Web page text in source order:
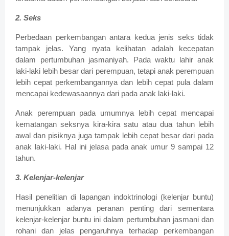
2. Seks
Perbedaan perkembangan antara kedua jenis seks tidak
tampak jelas. Yang nyata kelihatan adalah kecepatan
dalam pertumbuhan jasmaniyah. Pada waktu lahir anak
laki-laki lebih besar dari perempuan, tetapi anak perempuan
lebih cepat perkembangannya dan lebih cepat pula dalam
mencapai kedewasaannya dari pada anak laki-laki.
Anak perempuan pada umumnya lebih cepat mencapai
kematangan seksnya kira-kira satu atau dua tahun lebih
awal dan pisiknya juga tampak lebih cepat besar dari pada
anak laki-laki. Hal ini jelasa pada anak umur 9 sampai 12
tahun.
3. Kelenjar-kelenjar
Hasil penelitian di lapangan indoktrinologi (kelenjar buntu)
menunjukkan adanya peranan penting dari sementara
kelenjar-kelenjar buntu ini dalam pertumbuhan jasmani dan
rohani dan jelas pengaruhnya terhadap perkembangan